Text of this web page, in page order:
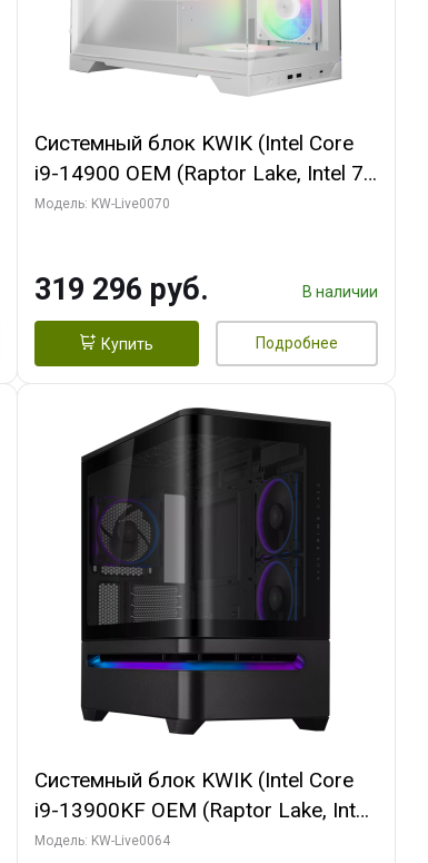
Системный блок KWIK (Intel Core
i9-14900 OEM (Raptor Lake, Intel 7,
C24 16EC/8PC// 64 ГБ ОЗУ (2
GDDR7 256bit/ 960 ГБ SSD)
Модель: KW-Live0070
319 296 руб. В наличии
Купить Подробнее
Системный блок KWIK (Intel Core
i9-13900KF OEM (Raptor Lake, Intel
7, C24 16EC/8P/ 64 ГБ ОЗУ (2
Модель: KW-Live0064